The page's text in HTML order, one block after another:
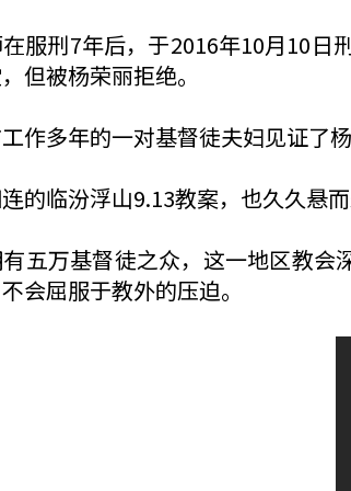
服刑7年后，于2016年10月10日
但被杨荣丽拒绝。
作多年的一对基督徒夫妇见证了
的临汾浮山9.13教案，也久久悬
五万基督徒之众，这一地区教
会屈服于教外的压迫。